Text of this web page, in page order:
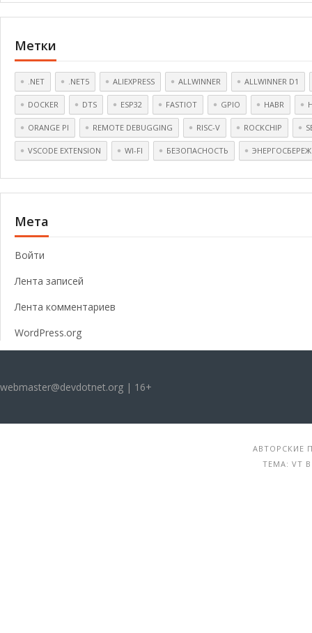
Метки
.NET .NET5 ALIEXPRESS ALLWINNER ALLWINNER D1
DOCKER DTS ESP32 FASTIOT GPIO HABR
ORANGE PI REMOTE DEBUGGING RISC-V ROCKCHIP
VSCODE EXTENSION WI-FI БЕЗОПАСНОСТЬ
Мета
Войти
Лента записей
Лента комментариев
WordPress.org
webmaster@devdotnet.org | 16+
АВТОРСКИЕ
ТЕМА: VT